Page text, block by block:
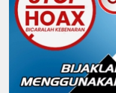
TENTANG KAMI
PEDOMAN
Copyright @ 2021